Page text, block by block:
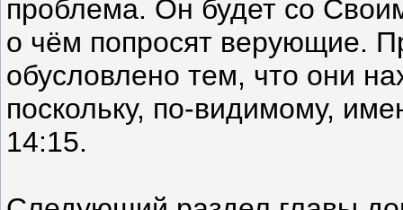
проблема. Он будет со
о чём попросят верующие.
обусловлено тем, что они
поскольку, по-видимому,
14:15.